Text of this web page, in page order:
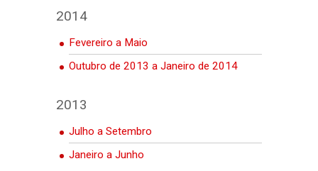
2014
Fevereiro a Maio
Outubro de 2013 a Janeiro de 2014
2013
Julho a Setembro
Janeiro a Junho